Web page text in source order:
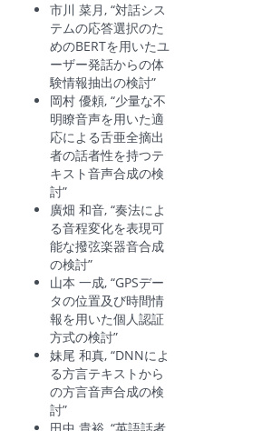
市川 菜月, “対話シス
テムの応答選択のた
めのBERTを用いたユ
ーザー発話からの体
験情報抽出の検討”
岡村 優頼, “少量な不
明瞭音声を用いた適
応による舌亜全摘出
者の話者性を持つテ
キスト音声合成の検
討”
廣畑 和音, “奏法によ
る音程変化を表現可
能な撥弦楽器音合成
の検討”
山本 一成, “GPSデー
タの位置及び時間情
報を用いた個人認証
方式の検討”
妹尾 和真, “DNNによ
る方言テキストから
の方言音声合成の検
討”